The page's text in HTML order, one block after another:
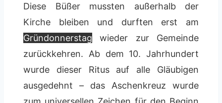
Diese Büßer mussten außerhalb der
Kirche bleiben und durften erst am
Gründonnerstag wieder zur Gemeinde
zurückkehren. Ab dem 10. Jahrhundert
wurde dieser Ritus auf alle Gläubigen
ausgedehnt – das Aschenkreuz wurde